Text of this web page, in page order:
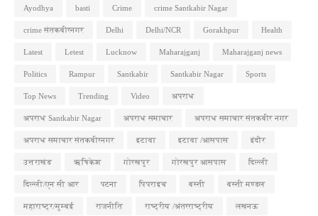
Ayodhya basti Crime crime Santkabir Nagar
crime संतकबीरनगर Delhi Delhi/NCR Gorakhpur Health
Latest Letest Lucknow Maharajganj Maharajganj news
Politics Rampur Santkabir Santkabir Nagar Sports
Top News Trending Video अपराध
अपराध Santkabir Nagar अपराध समाचार अपराध समाचार संतकबीर नगर
अपराध समाचार संतकबीरनगर इटावा इटावा /आसपास इंदौर
उत्तराखंड ऋषिकेश गोरखपुर गोरखपुर आसपास दिल्ली
दिल्ली/एन सी आर पटना पिपराइच बस्ती बस्ती मण्डल
महाराष्ट्र/मुम्बई राजनीति राष्ट्रीय /अंतरराष्ट्रीय लखनऊ